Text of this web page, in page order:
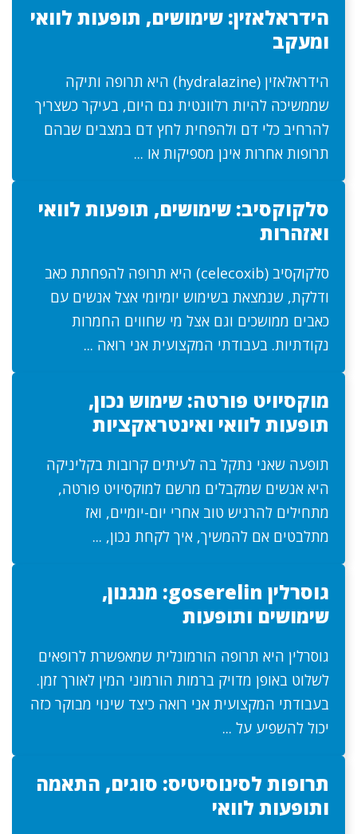
הידראלאזין: שימושים, תופעות לוואי
ומעקב
הידראלאזין (hydralazine) היא תרופה ותיקה
שממשיכה להיות רלוונטית גם היום, בעיקר כשצריך
להרחיב כלי דם ולהפחית לחץ דם במצבים שבהם
תרופות אחרות אינן מספיקות או ...
סלקוקסיב: שימושים, תופעות לוואי
ואזהרות
סלקוקסיב (celecoxib) היא תרופה להפחתת כאב
ודלקת, שנמצאת בשימוש יומיומי אצל אנשים עם
כאבים ממושכים וגם אצל מי שחווים החמרות
נקודתיות. בעבודתי המקצועית אני רואה ...
מוקסיויט פורטה: שימוש נכון,
תופעות לוואי ואינטראקציות
תופעה שאני נתקל בה לעיתים קרובות בקליניקה
היא אנשים שמקבלים מרשם למוקסיויט פורטה,
מתחילים להרגיש טוב אחרי יום-יומיים, ואז
מתלבטים אם להמשיך, איך לקחת נכון, ...
גוסרלין goserelin: מנגנון,
שימושים ותופעות
גוסרלין היא תרופה הורמונלית שמאפשרת לרופאים
לשלוט באופן מדויק ברמות הורמוני המין לאורך זמן.
בעבודתי המקצועית אני רואה כיצד שינוי מבוקר כזה
יכול להשפיע על ...
תרופות לסינוסיטיס: סוגים, התאמה
ותופעות לוואי